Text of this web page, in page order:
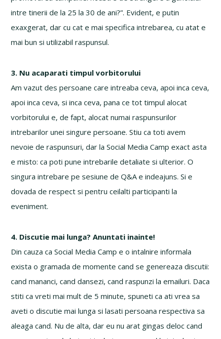
intre tinerii de la 25 la 30 de ani?”. Evident, e putin
exaxgerat, dar cu cat e mai specifica intrebarea, cu atat e
mai bun si utilizabil raspunsul.
3. Nu acaparati timpul vorbitorului
Am vazut des persoane care intreaba ceva, apoi inca ceva,
apoi inca ceva, si inca ceva, pana ce tot timpul alocat
vorbitorului e, de fapt, alocat numai raspunsurilor
intrebarilor unei singure persoane. Stiu ca toti avem
nevoie de raspunsuri, dar la Social Media Camp exact asta
e misto: ca poti pune intrebarile detaliate si ulterior. O
singura intrebare pe sesiune de Q&A e indeajuns. Si e
dovada de respect si pentru ceilalti participanti la
eveniment.
4. Discutie mai lunga? Anuntati inainte!
Din cauza ca Social Media Camp e o intalnire informala
exista o gramada de momente cand se genereaza discutii:
cand mananci, cand dansezi, cand raspunzi la emailuri. Daca
stiti ca vreti mai mult de 5 minute, spuneti ca ati vrea sa
aveti o discutie mai lunga si lasati persoana respectiva sa
aleaga cand. Nu de alta, dar eu nu arat gingas deloc cand